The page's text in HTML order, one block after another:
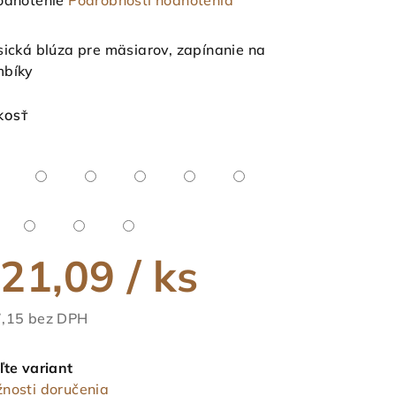
blúza pre mäsiarov, zapínanie na
/ ks
bez DPH
variant
doručenia